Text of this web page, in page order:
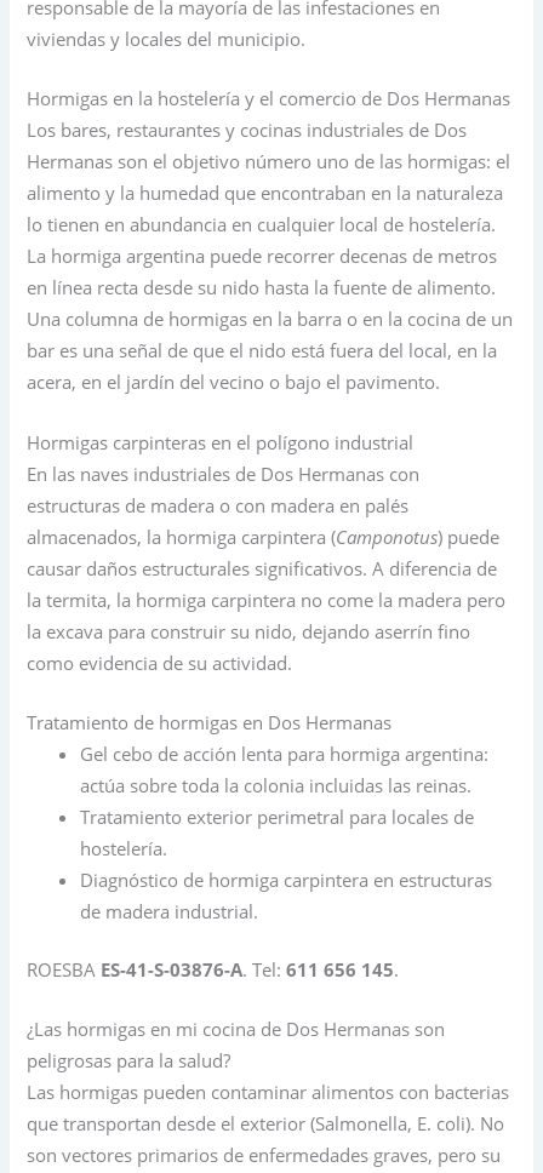
responsable de la mayoría de las infestaciones en
viviendas y locales del municipio.
Hormigas en la hostelería y el comercio de Dos Hermanas
Los bares, restaurantes y cocinas industriales de Dos
Hermanas son el objetivo número uno de las hormigas: el
alimento y la humedad que encontraban en la naturaleza
lo tienen en abundancia en cualquier local de hostelería.
La hormiga argentina puede recorrer decenas de metros
en línea recta desde su nido hasta la fuente de alimento.
Una columna de hormigas en la barra o en la cocina de un
bar es una señal de que el nido está fuera del local, en la
acera, en el jardín del vecino o bajo el pavimento.
Hormigas carpinteras en el polígono industrial
En las naves industriales de Dos Hermanas con
estructuras de madera o con madera en palés
almacenados, la hormiga carpintera (Camponotus) puede
causar daños estructurales significativos. A diferencia de
la termita, la hormiga carpintera no come la madera pero
la excava para construir su nido, dejando aserrín fino
como evidencia de su actividad.
Tratamiento de hormigas en Dos Hermanas
Gel cebo de acción lenta para hormiga argentina:
actúa sobre toda la colonia incluidas las reinas.
Tratamiento exterior perimetral para locales de
hostelería.
Diagnóstico de hormiga carpintera en estructuras
de madera industrial.
ROESBA ES-41-S-03876-A. Tel:611 656 145.
¿Las hormigas en mi cocina de Dos Hermanas son
peligrosas para la salud?
Las hormigas pueden contaminar alimentos con bacterias
que transportan desde el exterior (Salmonella, E. coli). No
son vectores primarios de enfermedades graves, pero su